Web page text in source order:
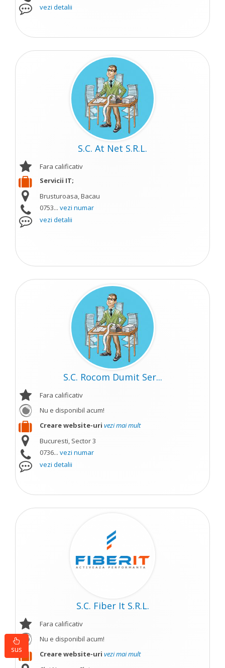
vezi detalii
S.C. At Net S.R.L.
Fara calificativ
Servicii IT;
Brusturoasa, Bacau
0753... vezi numar
vezi detalii
S.C. Rocom Dumit Ser...
Fara calificativ
Nu e disponibil acum!
Creare website-uri vezi mai mult
Bucuresti, Sector 3
0736... vezi numar
vezi detalii
S.C. Fiber It S.R.L.
Fara calificativ
Nu e disponibil acum!
Creare website-uri vezi mai mult
sus